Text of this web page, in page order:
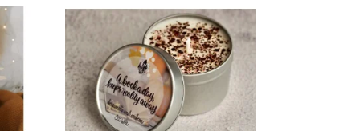
-
Bergamot a verbena.
Dostupnost:
Skladem 1
Kód:
2829